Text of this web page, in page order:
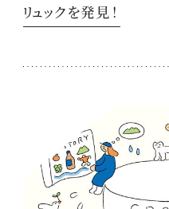
リュックを発見！